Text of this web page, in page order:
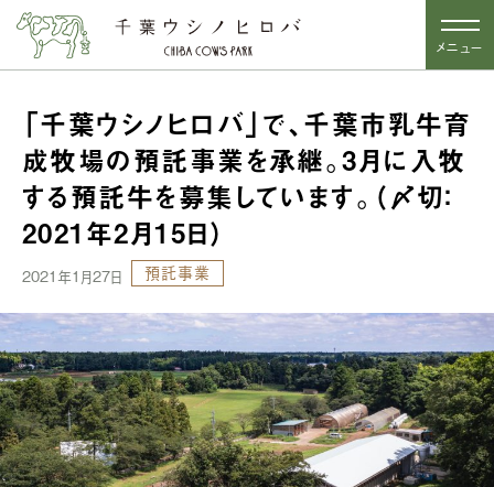
メニュー
「千葉ウシノヒロバ」で、千葉市乳牛育
成牧場の預託事業を承継。3月に入牧
する預託牛を募集しています。（〆切：
2021年2月15日）
2021年1月27日 預託事業